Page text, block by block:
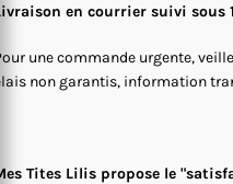
en courrier suivi sous
une commande urgente,
non garantis, information
Tites Lilis propose le